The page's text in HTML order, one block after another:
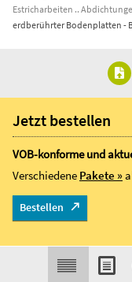
Estricharbeiten
erdberührter Bodenplatten -
Jetzt bestellen
VOB-konforme und
Verschiedene Pakete »
Bestellen